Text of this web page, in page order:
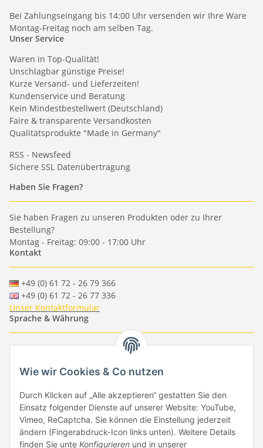
Bei Zahlungseingang bis 14:00 Uhr versenden wir Ihre Ware
Montag-Freitag noch am selben Tag.
Unser Service
Waren in Top-Qualität!
Unschlagbar günstige Preise!
Kurze Versand- und Lieferzeiten!
Kundenservice und Beratung
Kein Mindestbestellwert (Deutschland)
Faire & transparente Versandkosten
Qualitätsprodukte "Made in Germany"
RSS - Newsfeed
Sichere SSL Datenübertragung
Haben Sie Fragen?
Sie haben Fragen zu unseren Produkten oder zu Ihrer
Bestellung?
Montag - Freitag: 09:00 - 17:00 Uhr
Kontakt
+49 (0) 61 72 - 26 79 366
+49 (0) 61 72 - 26 77 336
Unser Kontaktformular
Sprache & Währung
- - -
-
EUR-GBP-USD-CHF
Händlerbund
Wie wir Cookies & Co nutzen
Durch Klicken auf „Alle akzeptieren“ gestatten Sie den
Einsatz folgender Dienste auf unserer Website: YouTube,
Vimeo, ReCaptcha. Sie können die Einstellung jederzeit
ändern (Fingerabdruck-Icon links unten). Weitere Details
finden Sie unte Konfigurieren und in unserer